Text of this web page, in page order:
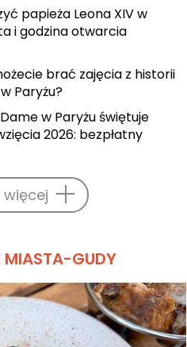
papieża Leona XIV w
i godzina otwarcia
brać zajęcia z historii
Paryżu?
w Paryżu świętuje
2026: bezpłatny
MIASTA-GUDY